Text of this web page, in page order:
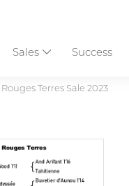
Sales Success
Rouges Terres Sale 2023